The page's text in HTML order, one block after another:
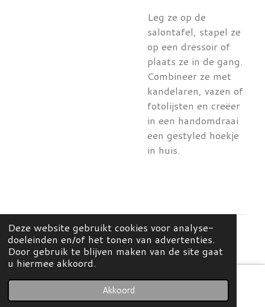
Deze website gebruikt cookies voor analyse-
doeleinden en/of het tonen van advertenties.
Door gebruik te blijven maken van de site gaat
u hiermee akkoord.
Akkoord
Leg ze op de
salontafel, stapel ze
op een dressoir of
plaats ze in de gang.
Combineer ze met
kandelaren, vazen of
fotolijsten en creëer
in een handomdraai
een gestyled hoekje
in huis.
© 2026 Mees Home & Concept Store
Kaart